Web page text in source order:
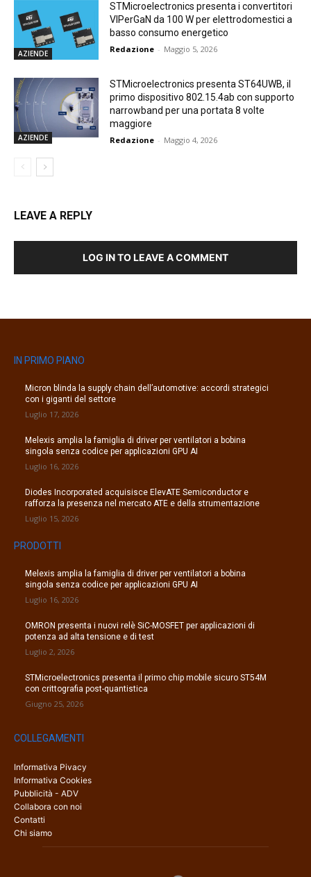
AZIENDE
STMicroelectronics presenta i convertitori
VIPerGaN da 100 W per elettrodomestici a
basso consumo energetico
Redazione - Maggio 5, 2026
AZIENDE
STMicroelectronics presenta ST64UWB, il
primo dispositivo 802.15.4ab con supporto
narrowband per una portata 8 volte
maggiore
Redazione - Maggio 4, 2026
LEAVE A REPLY
LOG IN TO LEAVE A COMMENT
IN PRIMO PIANO
Micron blinda la supply chain dell’automotive: accordi strategici
con i giganti del settore
Luglio 17, 2026
Melexis amplia la famiglia di driver per ventilatori a bobina
singola senza codice per applicazioni GPU AI
Luglio 16, 2026
Diodes Incorporated acquisisce ElevATE Semiconductor e
rafforza la presenza nel mercato ATE e della strumentazione
Luglio 15, 2026
PRODOTTI
Melexis amplia la famiglia di driver per ventilatori a bobina
singola senza codice per applicazioni GPU AI
Luglio 16, 2026
OMRON presenta i nuovi relè SiC-MOSFET per applicazioni di
potenza ad alta tensione e di test
Luglio 2, 2026
STMicroelectronics presenta il primo chip mobile sicuro ST54M
con crittografia post-quantistica
Giugno 25, 2026
COLLEGAMENTI
Informativa Pivacy
Informativa Cookies
Pubblicità - ADV
Collabora con noi
Contatti
Chi siamo